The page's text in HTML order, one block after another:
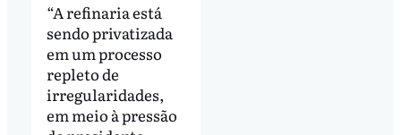
“A refinaria está
sendo privatizada
em um processo
repleto de
irregularidades,
em meio à pressão